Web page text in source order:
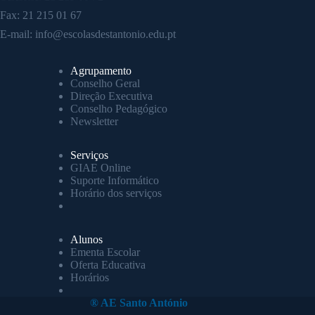
Fax: 21 215 01 67
E-mail: info@escolasdestantonio.edu.pt
Agrupamento
Conselho Geral
Direção Executiva
Conselho Pedagógico
Newsletter
Serviços
GIAE Online
Suporte Informático
Horário dos serviços
Alunos
Ementa Escolar
Oferta Educativa
Horários
® AE Santo António